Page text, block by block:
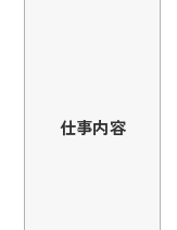
仕事内容